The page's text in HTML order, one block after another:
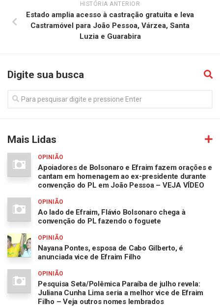
HISTÓRIA ANTERIOR
Estado amplia acesso à castração gratuita e leva
Castramóvel para João Pessoa, Várzea, Santa
Luzia e Guarabira
Digite sua busca
Mais Lidas
OPINIÃO
Apoiadores de Bolsonaro e Efraim fazem orações e
cantam em homenagem ao ex-presidente durante
convenção do PL em João Pessoa – VEJA VÍDEO
OPINIÃO
Ao lado de Efraim, Flávio Bolsonaro chega à
convenção do PL fazendo o foguete
OPINIÃO
Nayana Pontes, esposa de Cabo Gilberto, é
anunciada vice de Efraim Filho
OPINIÃO
Pesquisa Seta/Polêmica Paraíba de julho revela:
Juliana Cunha Lima seria a melhor vice de Efraim
Filho – Veja outros nomes lembrados